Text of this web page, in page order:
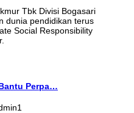
Tbk Divisi Bogasari
dunia pendidikan terus
Social Responsibility
Perpa…